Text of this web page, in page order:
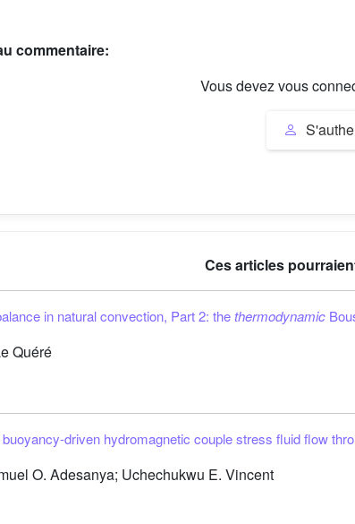
commentaire:
Vous devez vous
Ces articles
in natural convection, Part 2: thethermodynamic
Quéré
driven hydromagnetic couple stress fluid flow
O. Adesanya; Uchechukwu E. Vincent